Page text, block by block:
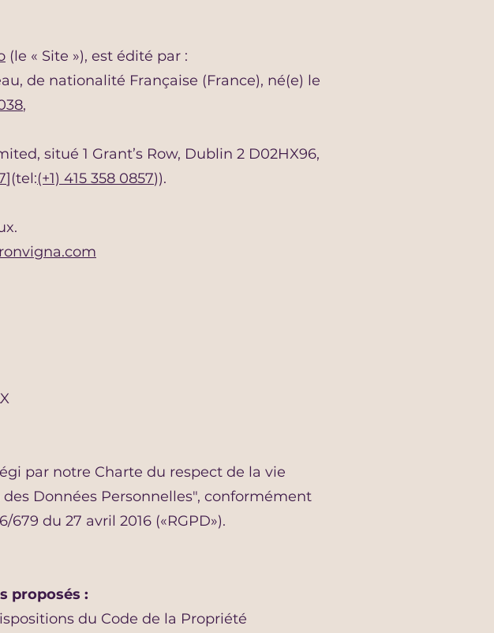
(le « Site »), est édité par :
de nationalité Française (France), né(e) le
,
situé 1 Grant’s Row, Dublin 2 D02HX96,
](tel:(+1) 415 358 0857)).
par notre Charte du respect de la vie
Données Personnelles", conformément
du 27 avril 2016 («RGPD»).
proposés :
du Code de la Propriété